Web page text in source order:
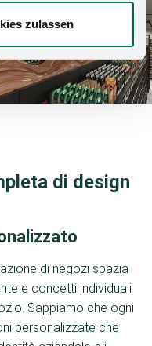
zulassen
di design
di negozi spazia
e concetti individuali
Sappiamo che ogni
personalizzate che